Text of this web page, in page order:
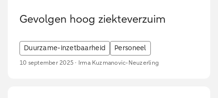
Gevolgen hoog ziekteverzuim
Duurzame-inzetbaarheid Personeel
10 september 2025 · Irma Kuzmanovic-Neuzerling